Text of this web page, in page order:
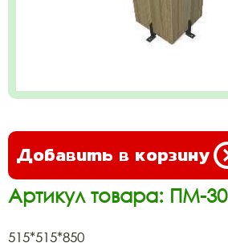
Добавить в корзину
Артикул товара: ПМ-30
515*515*850